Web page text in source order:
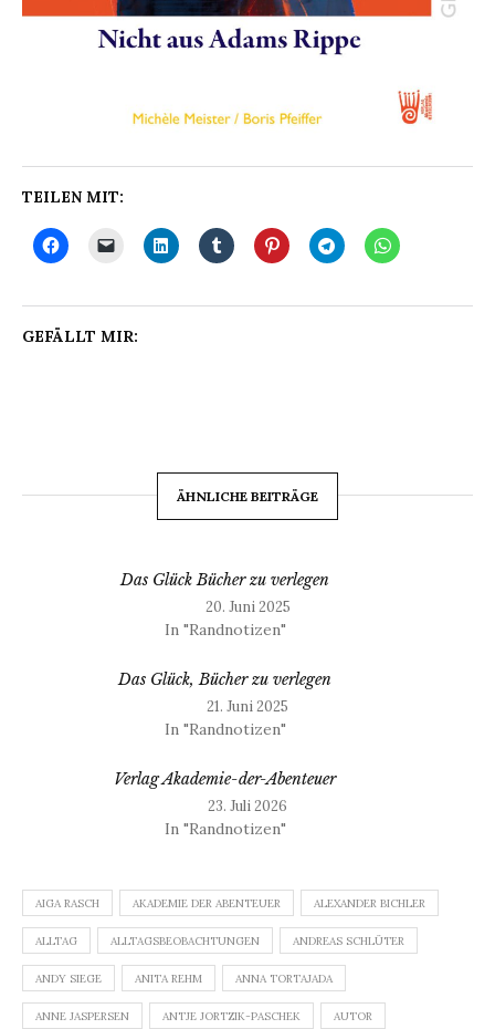
TEILEN MIT:
GEFÄLLT MIR:
ÄHNLICHE BEITRÄGE
Das Glück Bücher zu verlegen
20. Juni 2025
In "Randnotizen"
Das Glück, Bücher zu verlegen
21. Juni 2025
In "Randnotizen"
Verlag Akademie-der-Abenteuer
23. Juli 2026
In "Randnotizen"
AIGA RASCH AKADEMIE DER ABENTEUER ALEXANDER BICHLER
ALLTAG ALLTAGSBEOBACHTUNGEN ANDREAS SCHLÜTER
ANDY SIEGE ANITA REHM ANNA TORTAJADA
ANNE JASPERSEN ANTJE JORTZIK-PASCHEK AUTOR